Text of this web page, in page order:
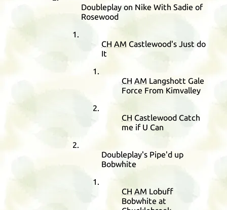
Doubleplay on Nike With Sadie of
Rosewood
CH AM Castlewood's Just do
It
CH AM Langshott Gale
Force From Kimvalley
CH Castlewood Catch
me if U Can
Doubleplay's Pipe'd up
Bobwhite
CH AM Lobuff
Bobwhite at